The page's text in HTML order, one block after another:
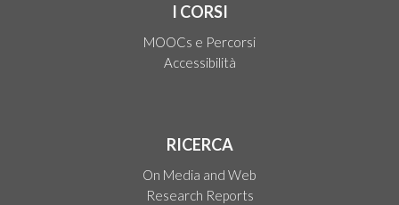
I CORSI
MOOCs e Percorsi
Accessibilità
RICERCA
On Media and Web
Research Reports